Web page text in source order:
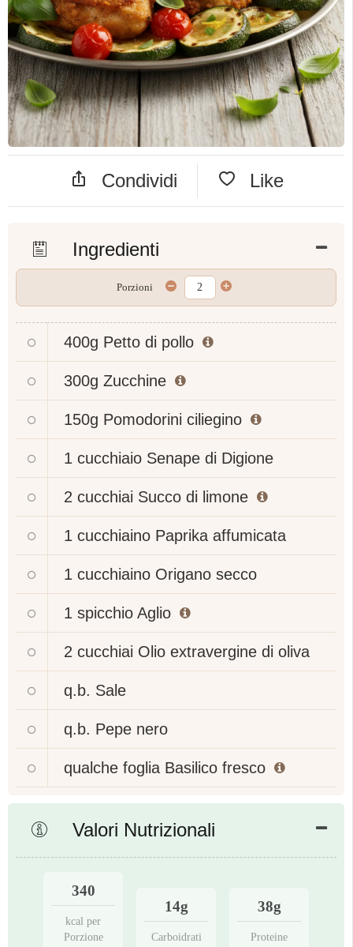
Condividi Like
Ingredienti
Porzioni
400g Petto di pollo
300g Zucchine
150g Pomodorini ciliegino
1 cucchiaio Senape di Digione
2 cucchiai Succo di limone
1 cucchiaino Paprika affumicata
1 cucchiaino Origano secco
1 spicchio Aglio
2 cucchiai Olio extravergine di oliva
q.b. Sale
q.b. Pepe nero
qualche foglia Basilico fresco
Valori Nutrizionali
340
kcal per
Porzione
14g
Carboidrati
38g
Proteine